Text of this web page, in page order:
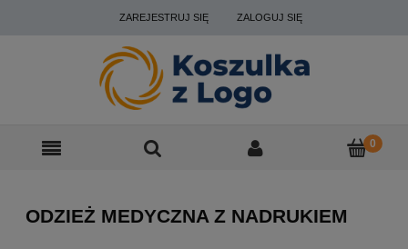
ZAREJESTRUJ SIĘ ZALOGUJ SIĘ
ODZIEŻ MEDYCZNA Z NADRUKIEM